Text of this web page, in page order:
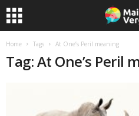
Home Tags At One’s Peril meaning
Tag: At One’s Peril